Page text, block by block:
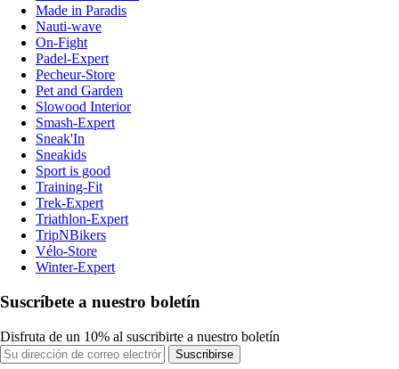
Made in Paradis
Nauti-wave
On-Fight
Padel-Expert
Pecheur-Store
Pet and Garden
Slowood Interior
Smash-Expert
Sneak'In
Sneakids
Sport is good
Training-Fit
Trek-Expert
Triathlon-Expert
TripNBikers
Vélo-Store
Winter-Expert
Suscríbete a nuestro boletín
Disfruta de un 10% al suscribirte a nuestro boletín
Suscribirse